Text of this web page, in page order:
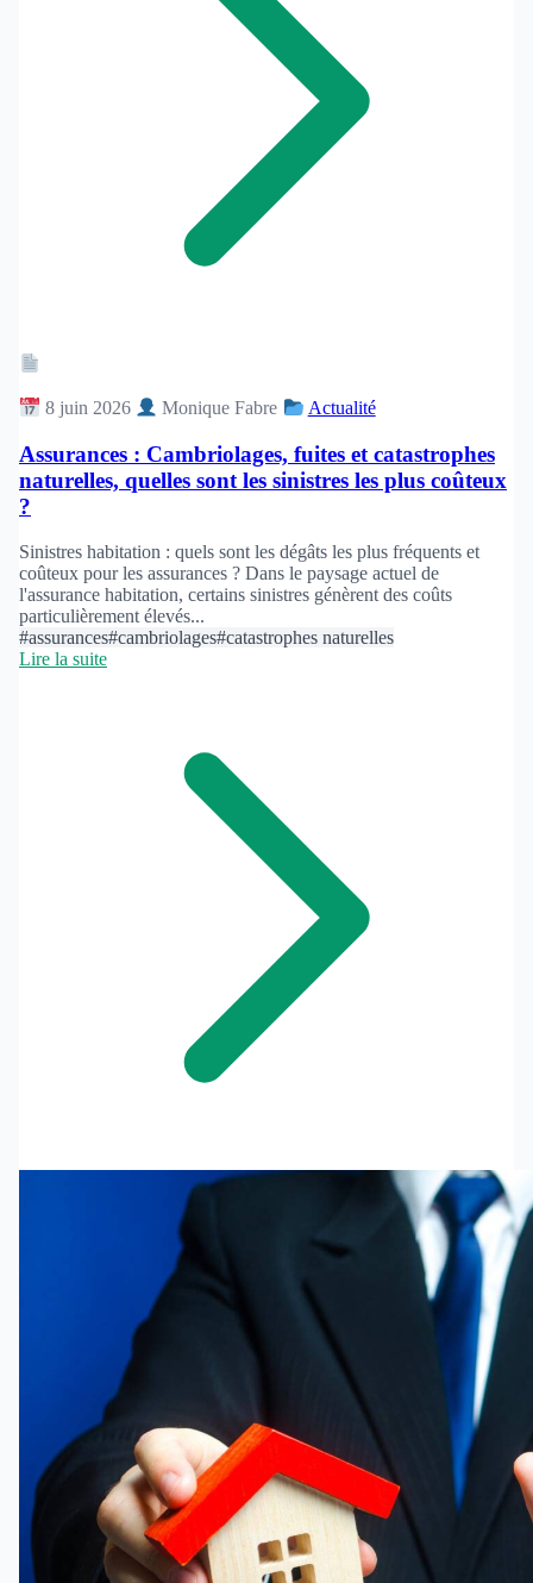
8 juin 2026
Monique Fabre Actualité
Assurances : Cambriolages, fuites et catastrophes
naturelles, quelles sont les sinistres les plus coûteux
?
Sinistres habitation : quels sont les dégâts les plus fréquents et
coûteux pour les assurances ? Dans le paysage actuel de
l'assurance habitation, certains sinistres génèrent des coûts
particulièrement élevés...
#assurances#cambriolages#catastrophes naturelles
Lire la suite